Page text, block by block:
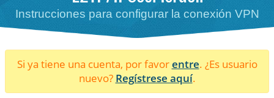
Instrucciones para configurar la conexión VPN
Si ya tiene una cuenta, por favorentre. ¿Es usuario
nuevo? Regístrese aquí.